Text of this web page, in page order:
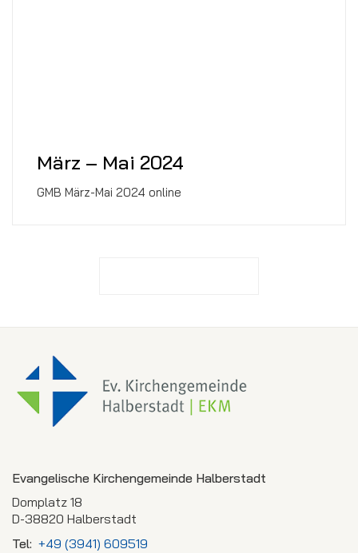
März – Mai 2024
GMB März-Mai 2024 online
Evangelische Kirchengemeinde Halberstadt
Domplatz 18
D-38820 Halberstadt
Tel: +49 (3941) 609519